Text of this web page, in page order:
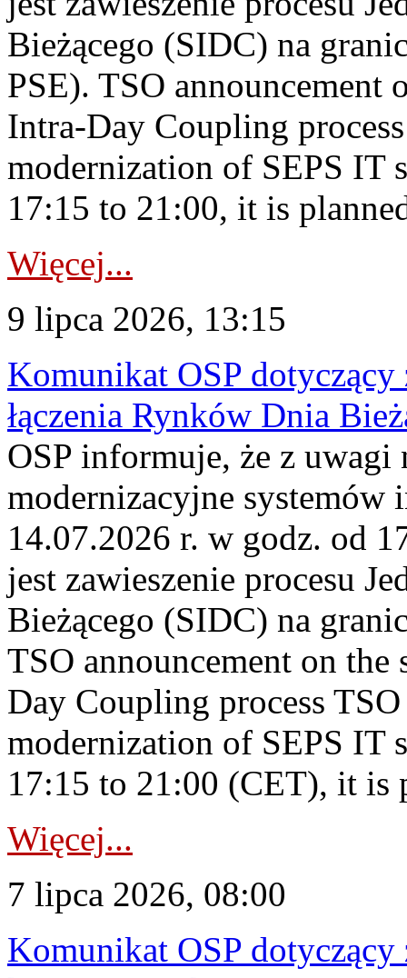
Bieżącego (SIDC) na
PSE). TSO announcement
Intra-Day Coupling
modernization of SEPS IT
17:15 to 21:00, it is
Więcej...
9 lipca 2026, 13:15
Komunikat OSP dotyczący
łączenia Rynków Dnia
OSP informuje, że z uwagi
modernizacyjne systemów
14.07.2026 r. w godz. od
jest zawieszenie procesu
Bieżącego (SIDC) na
TSO announcement on
Day Coupling process
modernization of SEPS IT
17:15 to 21:00 (CET), it is
Więcej...
7 lipca 2026, 08:00
Komunikat OSP dotyczący